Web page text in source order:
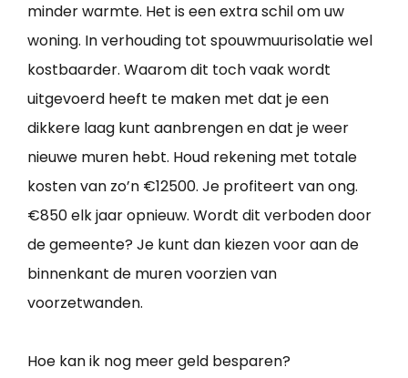
minder warmte. Het is een extra schil om uw
woning. In verhouding tot spouwmuurisolatie wel
kostbaarder. Waarom dit toch vaak wordt
uitgevoerd heeft te maken met dat je een
dikkere laag kunt aanbrengen en dat je weer
nieuwe muren hebt. Houd rekening met totale
kosten van zo’n €12500. Je profiteert van ong.
€850 elk jaar opnieuw. Wordt dit verboden door
de gemeente? Je kunt dan kiezen voor aan de
binnenkant de muren voorzien van
voorzetwanden.
Hoe kan ik nog meer geld besparen?